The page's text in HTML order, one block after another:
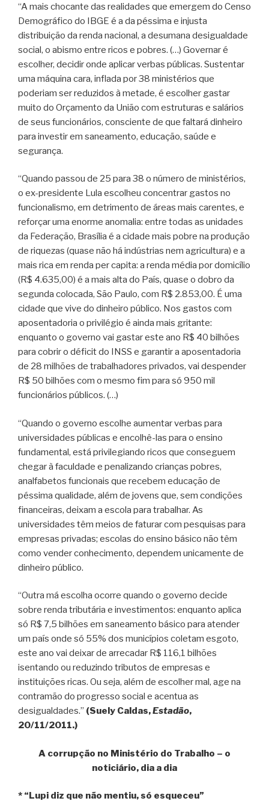
“A mais chocante das realidades que emergem do Censo
Demográfico do IBGE é a da péssima e injusta
distribuição da renda nacional, a desumana desigualdade
social, o abismo entre ricos e pobres. (…) Governar é
escolher, decidir onde aplicar verbas públicas. Sustentar
uma máquina cara, inflada por 38 ministérios que
poderiam ser reduzidos à metade, é escolher gastar
muito do Orçamento da União com estruturas e salários
de seus funcionários, consciente de que faltará dinheiro
para investir em saneamento, educação, saúde e
segurança.
“Quando passou de 25 para 38 o número de ministérios,
o ex-presidente Lula escolheu concentrar gastos no
funcionalismo, em detrimento de áreas mais carentes, e
reforçar uma enorme anomalia: entre todas as unidades
da Federação, Brasília é a cidade mais pobre na produção
de riquezas (quase não há indústrias nem agricultura) e a
mais rica em renda per capita: a renda média por domicílio
(R$ 4.635,00) é a mais alta do País, quase o dobro da
segunda colocada, São Paulo, com R$ 2.853,00. É uma
cidade que vive do dinheiro público. Nos gastos com
aposentadoria o privilégio é ainda mais gritante:
enquanto o governo vai gastar este ano R$ 40 bilhões
para cobrir o déficit do INSS e garantir a aposentadoria
de 28 milhões de trabalhadores privados, vai despender
R$ 50 bilhões com o mesmo fim para só 950 mil
funcionários públicos. (…)
“Quando o governo escolhe aumentar verbas para
universidades públicas e encolhê-las para o ensino
fundamental, está privilegiando ricos que conseguem
chegar à faculdade e penalizando crianças pobres,
analfabetos funcionais que recebem educação de
péssima qualidade, além de jovens que, sem condições
financeiras, deixam a escola para trabalhar. As
universidades têm meios de faturar com pesquisas para
empresas privadas; escolas do ensino básico não têm
como vender conhecimento, dependem unicamente de
dinheiro público.
“Outra má escolha ocorre quando o governo decide
sobre renda tributária e investimentos: enquanto aplica
só R$ 7,5 bilhões em saneamento básico para atender
um país onde só 55% dos municípios coletam esgoto,
este ano vai deixar de arrecadar R$ 116,1 bilhões
isentando ou reduzindo tributos de empresas e
instituições ricas. Ou seja, além de escolher mal, age na
contramão do progresso social e acentua as
desigualdades.” (Suely Caldas,Estadão,
20/11/2011.)
A corrupção no Ministério do Trabalho – o
noticiário, dia a dia
* “Lupi diz que não mentiu, só esqueceu”